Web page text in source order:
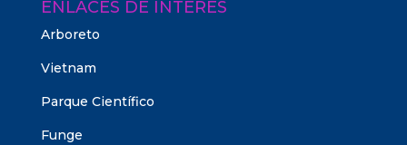
ENLACES DE INTERÉS
Arboreto
Vietnam
Parque Científico
Funge